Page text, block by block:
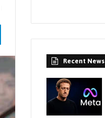
Telegram
Recent News